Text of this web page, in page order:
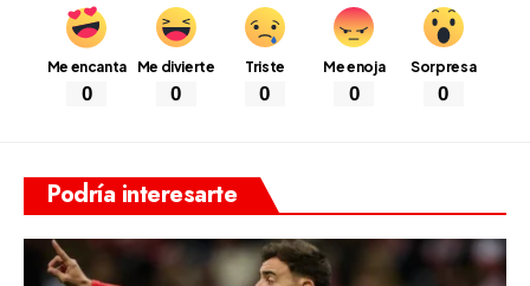
Me encanta
0
Me divierte
0
Triste
0
Me enoja
0
Sorpresa
0
Podría interesarte